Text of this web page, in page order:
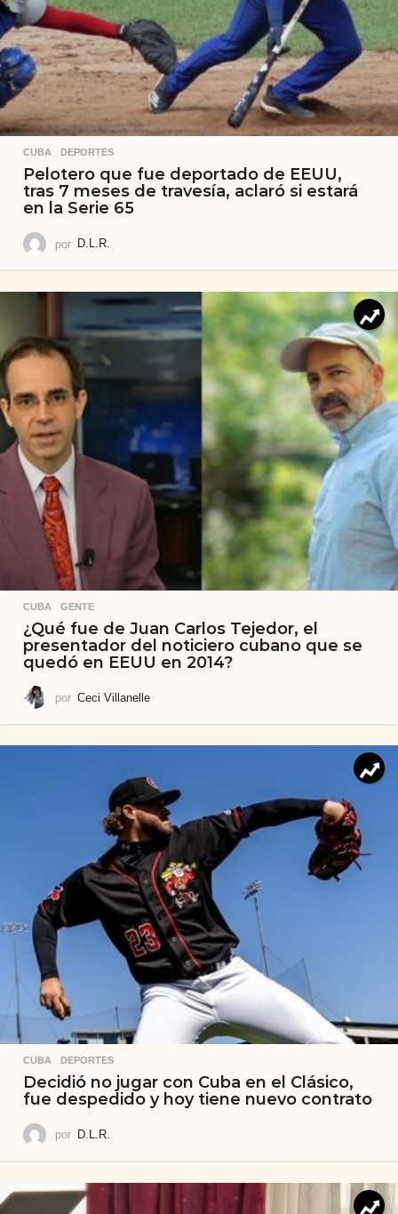
CUBA ,DEPORTES
Pelotero que fue deportado de EEUU,
tras 7 meses de travesía, aclaró si estará
en la Serie 65
por D.L.R.
CUBA ,GENTE
¿Qué fue de Juan Carlos Tejedor, el
presentador del noticiero cubano que se
quedó en EEUU en 2014?
por Ceci Villanelle
CUBA ,DEPORTES
Decidió no jugar con Cuba en el Clásico,
fue despedido y hoy tiene nuevo contrato
por D.L.R.